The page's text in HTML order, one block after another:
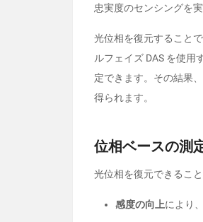
忠実度のセンシングを実
光位相を復元すること
ルフェイズ DAS を使用
定できます。その結果
得られます。
位相ベースの測
光位相を復元できるこ
感度の向上により